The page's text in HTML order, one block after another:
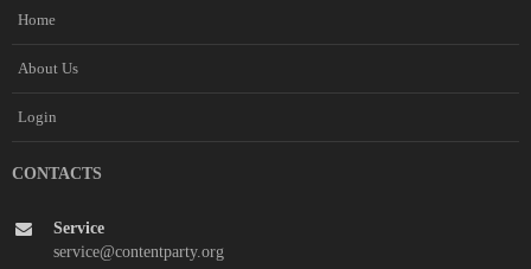
Home
About Us
Login
CONTACTS
Service
service@contentparty.org